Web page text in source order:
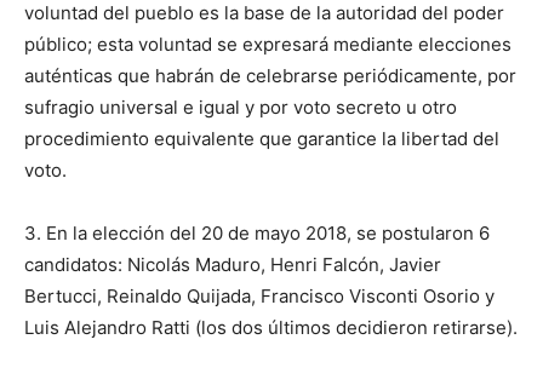
voluntad del pueblo es la base de la autoridad del poder
público; esta voluntad se expresará mediante elecciones
auténticas que habrán de celebrarse periódicamente, por
sufragio universal e igual y por voto secreto u otro
procedimiento equivalente que garantice la libertad del
voto.
3. En la elección del 20 de mayo 2018, se postularon 6
candidatos: Nicolás Maduro, Henri Falcón, Javier
Bertucci, Reinaldo Quijada, Francisco Visconti Osorio y
Luis Alejandro Ratti (los dos últimos decidieron retirarse).